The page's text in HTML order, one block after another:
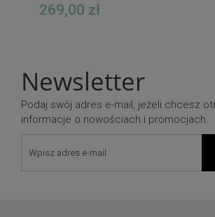
269,00 zł
Newsletter
Podaj swój adres e-mail, jeżeli chcesz
informacje o nowościach i promocjach.